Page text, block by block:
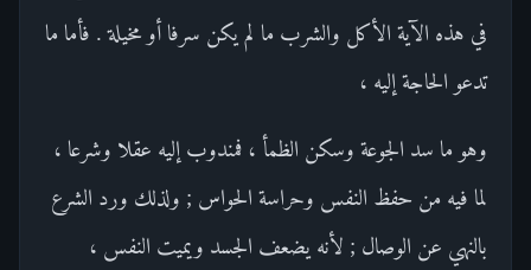
في هذه الآية الأكل والشرب ما لم يكن سرفا أو مخيلة . فأما ما
تدعو الحاجة إليه ،
وهو ما سد الجوعة وسكن الظمأ ، فمندوب إليه عقلا وشرعا ،
لما فيه من حفظ النفس وحراسة الحواس ; ولذلك ورد الشرع
بالنهي عن الوصال ; لأنه يضعف الجسد ويميت النفس ،